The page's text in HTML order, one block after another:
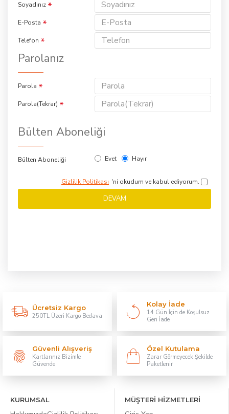
Soyadınız
E-Posta
Telefon
Parolanız
Parola
Parola(Tekrar)
Bülten Aboneliği
Bülten Aboneliği Evet Hayır
Gizlilik Politikası 'ni okudum ve kabul ediyorum.
DEVAM
Ücretsiz Kargo
250TL Üzeri Kargo Bedava
Kolay İade
14 Gün İçin de Koşulsuz
Geri İade
Güvenli Alışveriş
Kartlarınız Bizimle
Güvende
Özel Kutulama
Zarar Görmeyecek Şekilde
Paketlenir
KURUMSAL MÜŞTERİ HİZMETLERİ